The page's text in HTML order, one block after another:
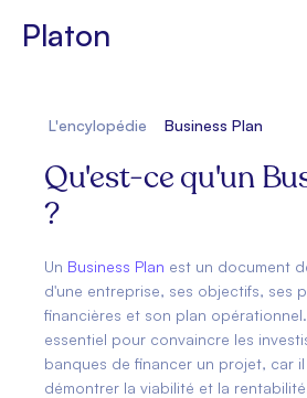
Platon
Accès client
L'encylopédie Business Plan
Qu'est-ce qu'un
?
Un Business Plan est un document
d'une entreprise, ses objectifs, ses
financières et son plan
essentiel pour convaincre les
banques de financer un projet, car
démontrer la viabilité et la